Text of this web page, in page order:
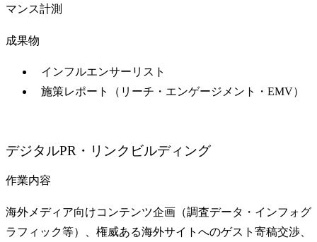
マンス計測
成果物
インフルエンサーリスト
施策レポート（リーチ・エンゲージメント・EMV）
デジタルPR・リンクビルディング
作業内容
海外メディア向けコンテンツ企画（調査データ・インフォグ
ラフィック等）、権威ある海外サイトへのゲスト寄稿交渉、